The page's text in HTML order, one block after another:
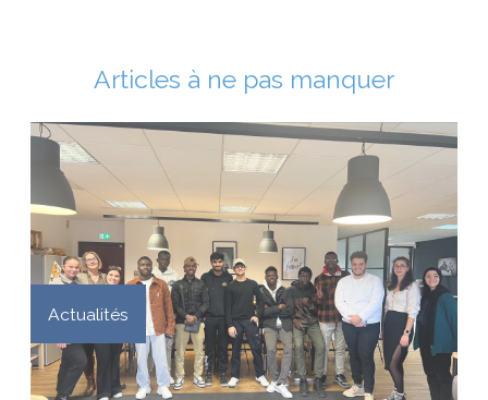
Articles à ne pas manquer
Actualités